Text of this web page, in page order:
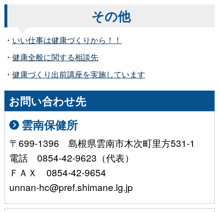
その他
・ いい仕事は健康づくりから！！
・ 健康全般に関する相談先
・ 健康づくり出前講座を実施しています
お問い合わせ先
雲南保健所
〒699-1396 島根県雲南市木次町里方531-1
電話 0854-42-9623（代表）
ＦＡＸ 0854-42-9654
unnan-hc@pref.shimane.lg.jp